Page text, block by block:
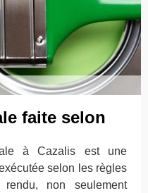
faite selon
à Cazalis est une
selon les règles
non seulement